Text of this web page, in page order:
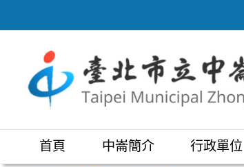
至
區
首頁 中崙簡介 行政單位